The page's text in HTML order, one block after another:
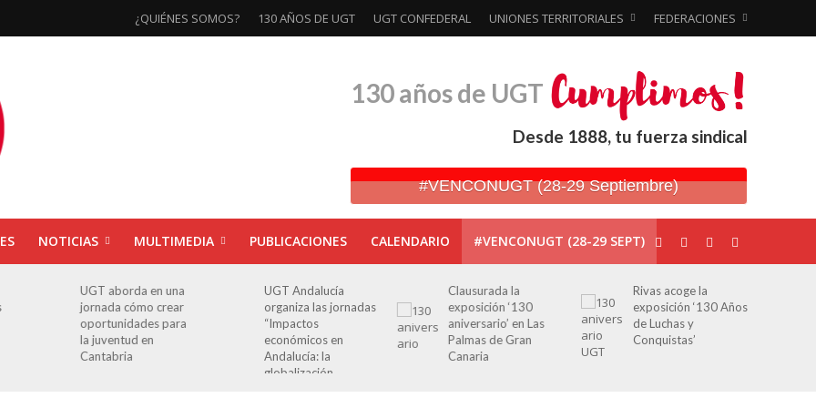
¿QUIÉNES SOMOS? 130 AÑOS DE UGT UGT CONFEDERAL UNIONES TERRITORIALES FEDERACIONES
130 años de UGT
Desde 1888, tu fuerza sindical
#VENCONUGT (28-29 Septiembre)
NOTICIAS MULTIMEDIA PUBLICACIONES CALENDARIO #VENCONUGT (28-29 SEPT)
UGT Andalucía
organiza las jornadas
“Impactos
económicos en
Andalucía: la
Clausurada la
exposición ‘130
aniversario’ en Las
Palmas de Gran
Canaria
Rivas acoge la
exposición ‘130 Años
de Luchas y
Conquistas’
Javier Bueno, el
periodista asesinado
por Franco por sus
editoriales de prensa